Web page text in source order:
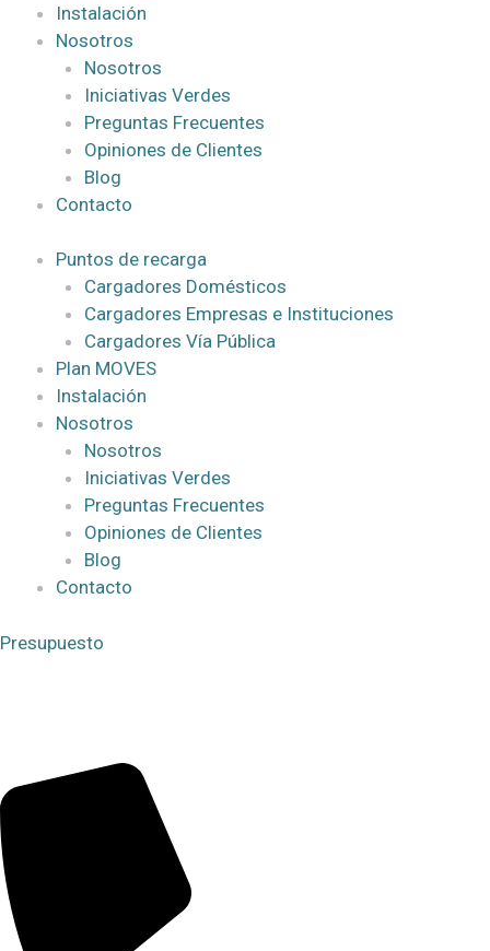
Instalación
Nosotros
Nosotros
Iniciativas Verdes
Preguntas Frecuentes
Opiniones de Clientes
Blog
Contacto
Puntos de recarga
Cargadores Domésticos
Cargadores Empresas e Instituciones
Cargadores Vía Pública
Plan MOVES
Instalación
Nosotros
Nosotros
Iniciativas Verdes
Preguntas Frecuentes
Opiniones de Clientes
Blog
Contacto
Presupuesto